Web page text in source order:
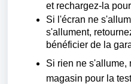
et rechargez-la
Si l'écran ne
s'allument,
bénéficier de la
Si rien ne s'allume,
magasin pour la